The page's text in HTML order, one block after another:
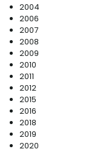
2004
2006
2007
2008
2009
2010
2011
2012
2015
2016
2018
2019
2020